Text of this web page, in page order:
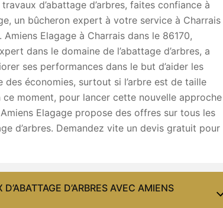
d’abattage d’arbres, faites confiance à
un bûcheron expert à votre service à Charrais
Amiens Elagage à Charrais dans le 86170,
dans le domaine de l’abattage d’arbres, a
ses performances dans le but d’aider les
des économies, surtout si l’arbre est de taille
ce moment, pour lancer cette nouvelle approche
Amiens Elagage propose des offres sur tous les
d’arbres. Demandez vite un devis gratuit pour
D’ARBRES AVEC AMIENS